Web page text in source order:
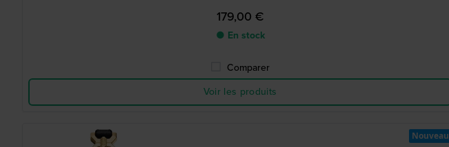
179,00 €
● En stock
Comparer
Voir les produits
Nouveau